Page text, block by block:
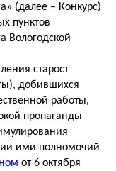
(далее – Конкурс)
пунктов
Вологодской
старост
добившихся
работы,
пропаганды
ими полномочий
от 6 октября